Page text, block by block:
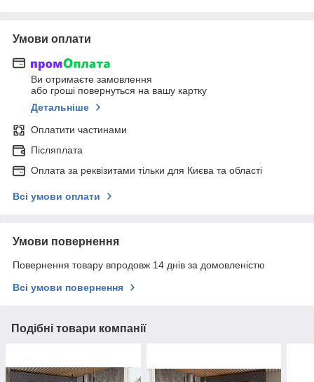
Умови оплати
Ви отримаєте замовлення
або гроші повернуться на вашу картку
Детальніше
Оплатити частинами
Післяплата
Оплата за реквізитами тільки для Києва та області
Всі умови оплати
Умови повернення
Повернення товару впродовж 14 днів за домовленістю
Всі умови повернення
Подібні товари компанії